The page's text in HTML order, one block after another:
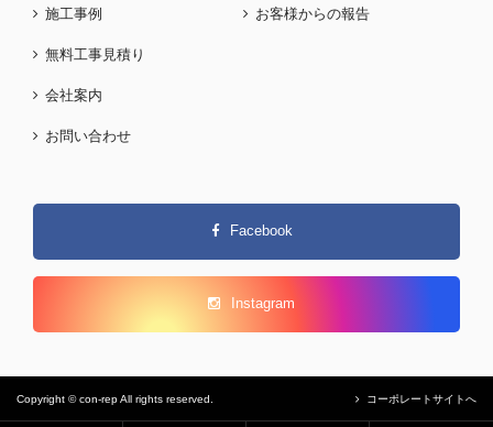
施工事例 お客様からの報告
無料工事見積り
会社案内
お問い合わせ
Facebook
Instagram
Copyright © con-rep All rights reserved. コーポレートサイトへ